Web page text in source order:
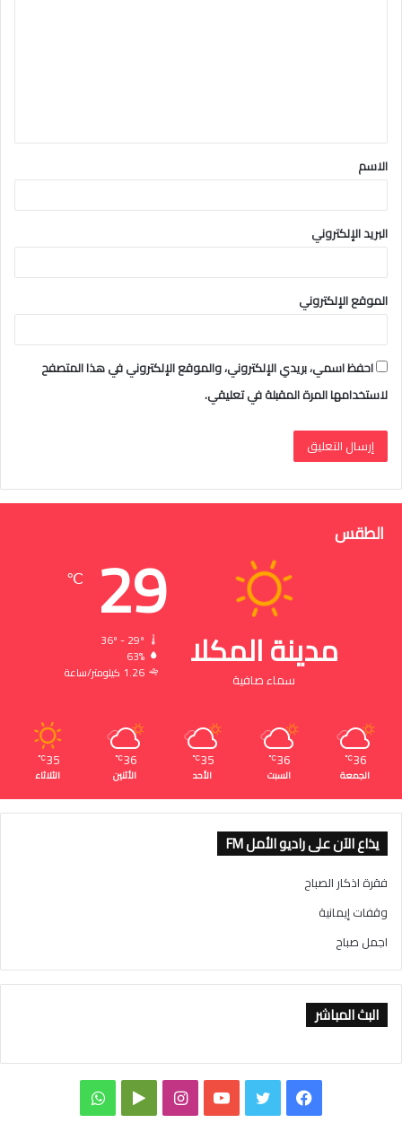
ق
*
الاسم
البريد الإلكتروني
الموقع الإلكتروني
احفظ اسمي، بريدي الإلكتروني، والموقع الإلكتروني في هذا المتصفح
لاستخدامها المرة المقبلة في تعليقي.
الطقس
مدينة المكلا
سماء صافية
29
℃
63%
1.26 كيلومتر/ساعة
36
℃
الجمعة
36
℃
السبت
35
℃
الأحد
36
℃
الأثنين
35
℃
الثلاثاء
يذاع الآن على راديو الأمل FM
فقرة اذكار الصباح
وقفات إيمانية
اجمل صباح
البث المباشر